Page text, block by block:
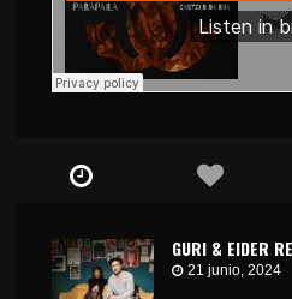
GURI & EIDER
21 junio, 2024